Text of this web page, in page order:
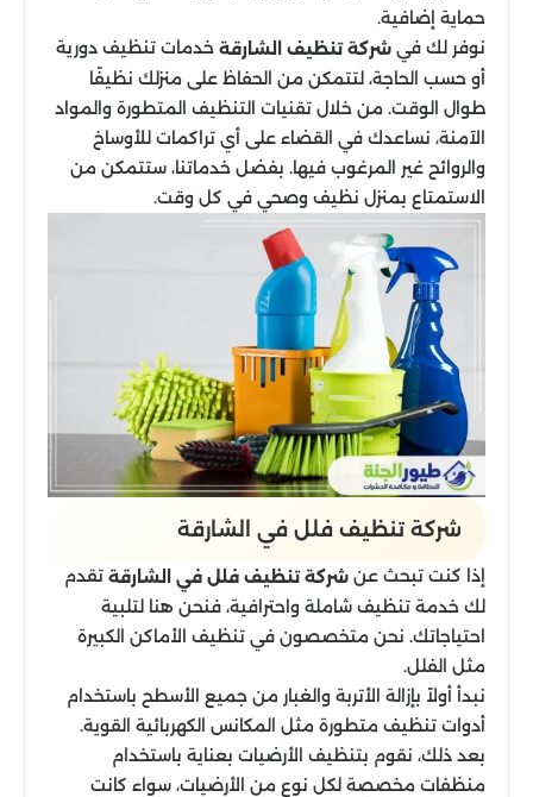
حماية إضافية.
نوفر لك في شركة تنظيف الشارقة خدمات تنظيف دورية
أو حسب الحاجة، لتتمكن من الحفاظ على منزلك نظيفًا
طوال الوقت. من خلال تقنيات التنظيف المتطورة والمواد
الآمنة، نساعدك في القضاء على أي تراكمات للأوساخ
والروائح غير المرغوب فيها. بفضل خدماتنا، ستتمكن من
الاستمتاع بمنزل نظيف وصحي في كل وقت.
شركة تنظيف فلل في الشارقة
إذا كنت تبحث عن شركة تنظيف فلل في الشارقة تقدم
لك خدمة تنظيف شاملة واحترافية، فنحن هنا لتلبية
احتياجاتك. نحن متخصصون في تنظيف الأماكن الكبيرة
مثل الفلل.
نبدأ أولاً بإزالة الأتربة والغبار من جميع الأسطح باستخدام
أدوات تنظيف متطورة مثل المكانس الكهربائية القوية.
بعد ذلك، نقوم بتنظيف الأرضيات بعناية باستخدام
منظفات مخصصة لكل نوع من الأرضيات، سواء كانت